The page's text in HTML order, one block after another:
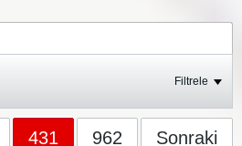
Filtrele
431 962 Sonraki